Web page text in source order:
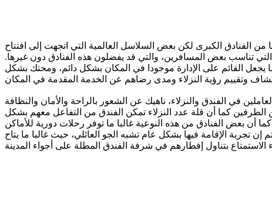
من الفنادق الكبرى لكن بعض السلاسل العالمية التي اتجهت إلى افتتاح
تناسب بعض المسافرين، والتي قد يفضلون هذه الفنادق دون غيرها.
يجعل القائم على الإدارة موجودا في المكان بشكل دائم، ومحتك بشكل
في الفندق والنزلاء، ناهيك عن الشعور بالراحة والأمان والنظافة
الطرفين كما أن قلة عدد النزلاء تمكن الفندق من التفاعل معهم بشكل
أن بعض الفنادق من هذه النوعية غالبا ما توفر رحلات دورية للأماكن
تجربة الإقامة فيها بشكل عام تشبه الجو العائلي، حيث غالبا ما يتاح